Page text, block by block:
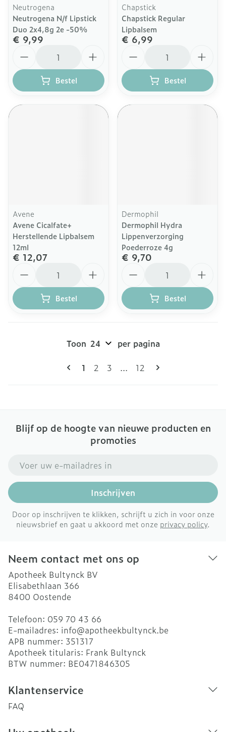
Neutrogena
Neutrogena N/f Lipstick
Duo 2x4,8g 2e -50%
€ 9,99
Bestel
Chapstick
Chapstick Regular
Lipbalsem
€ 6,99
Bestel
Avene
Avene Cicalfate+
Herstellende Lipbalsem
12ml
€ 12,07
Bestel
Dermophil
Dermophil Hydra
Lippenverzorging
Poederroze 4g
€ 9,70
Bestel
Pagina's
U lees momenteel pagina
1 Pagina
2 Pagina
3 ... Pagina
12
Toon per pagina
Blijf op de hoogte van nieuwe producten en
promoties
Inschrijven
Door op inschrijven te klikken, schrijft u zich in voor onze
nieuwsbrief en gaat u akkoord met onze privacy policy.
Neem contact met ons op
Apotheek Bultynck BV
Elisabethlaan 366
8400 Oostende
Telefoon: 059 70 43 66
E-mailadres: info@apotheekbultynck.be
APB nummer: 351317
Apotheek titularis: Frank Bultynck
BTW nummer: BE0471846305
Klantenservice
FAQ